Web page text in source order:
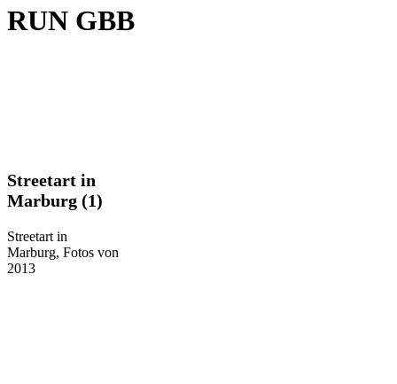
RUN GBB
Streetart
in
Marburg
Streetart in
Marburg (1)
Streetart in
Marburg, Fotos von
2013